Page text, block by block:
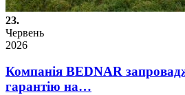
23.
Червень
2026
Компанія BEDNAR
гарантію на…